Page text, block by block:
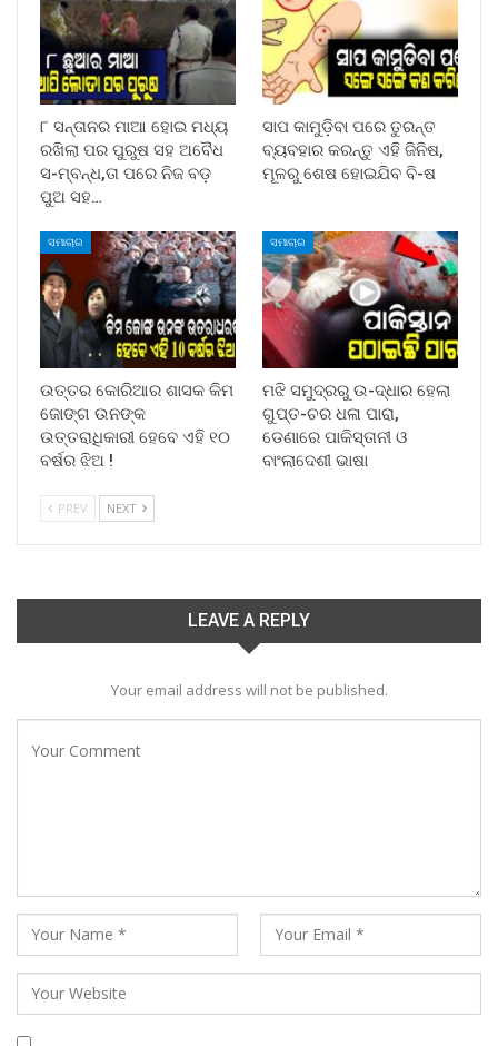
୮ ସନ୍ତାନର ମାଆ ହୋଇ ମଧ୍ୟ
ରଖିଲା ପର ପୁରୁଷ ସହ ଅବୈଧ
ସ-ମ୍ବନ୍ଧ,ତା ପରେ ନିଜ ବଡ଼
ପୁଅ ସହ…
ସାପ କାମୁଡ଼ିବା ପରେ ତୁରନ୍ତ
ବ୍ୟବହାର କରନ୍ତୁ ଏହି ଜିନିଷ,
ମୂଳରୁ ଶେଷ ହୋଇଯିବ ବି-ଷ
ସମାଚାର
ଉତ୍ତର କୋରିଆର ଶାସକ କିମ
ଜୋଙ୍ଗ ଉନଙ୍କ
ଉତ୍ତରାଧିକାରୀ ହେବେ ଏହି ୧୦
ବର୍ଷର ଝିଅ !
ସମାଚାର
ମଝି ସମୁଦ୍ରରୁ ଉ-ଦ୍ଧାର ହେଲା
ଗୁପ୍ତ-ଚର ଧଳା ପାରା,
ଡେଣାରେ ପାକିସ୍ତାନୀ ଓ
ବାଂଲାଦେଶୀ ଭାଷା
PREV NEXT
LEAVE A REPLY
Your email address will not be published.